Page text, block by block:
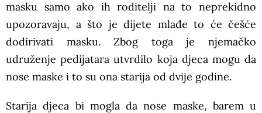
masku samo ako ih roditelji na to neprekidno
upozoravaju, a što je dijete mlađe to će češće
dodirivati masku. Zbog toga je njemačko
udruženje pedijatara utvrdilo koja djeca mogu da
nose maske i to su ona starija od dvije godine.
Starija djeca bi mogla da nose maske, barem u